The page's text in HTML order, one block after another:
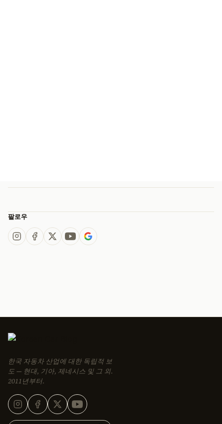
팔로우
한국 자동차 산업에 대한 독립적 보
도 — 현대, 기아, 제네시스 및 그 외.
2011년부터.